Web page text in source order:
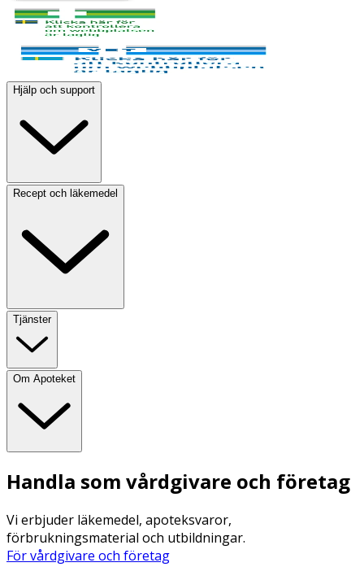
Hjälp och support
Recept och läkemedel
Tjänster
Om Apoteket
Handla som vårdgivare och företag
Vi erbjuder läkemedel, apoteksvaror,
förbrukningsmaterial och utbildningar.
För vårdgivare och företag